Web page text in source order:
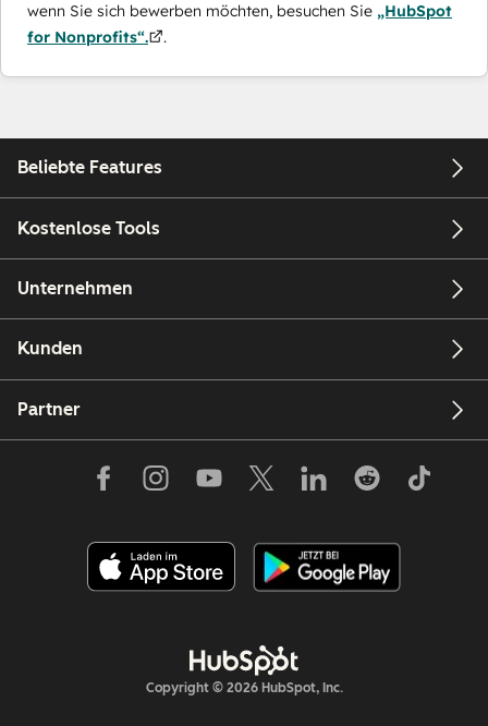
wenn Sie sich bewerben möchten, besuchen Sie „HubSpot
for Nonprofits“.
.
Beliebte Features
Kostenlose Tools
Unternehmen
Kunden
Partner
Copyright © 2026 HubSpot, Inc.